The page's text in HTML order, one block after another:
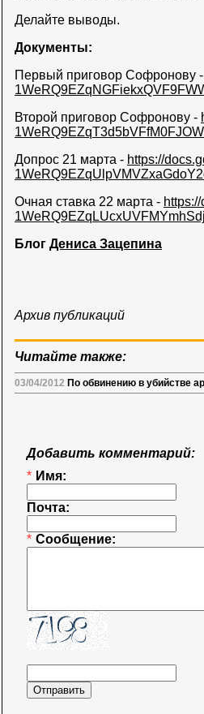
Делайте выводы.
Документы:
Первый приговор Софронову -
Второй приговор Софронову -
Допрос 21 марта - https://
Очная ставка 22 марта -
Блог Дениса Зацепина
Архив публикаций
Читайте также:
03/04/2012 По обвинению в убийстве
Добавить комментарий:
* Имя:
Почта:
* Сообщение: